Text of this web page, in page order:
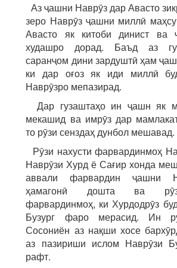
Аз ҷашни Наврӯз дар Авасто
зеро Наврӯз ҷашни миллӣ
Авасто як китоби динист ва
худашро дорад. Баъд аз
саранҷом дини зардуштӣ ҳам
ки дар оғоз як иди миллӣ
Наврӯзро мепазирад.
Дар гузаштаҳо ин ҷашн як
мекашид ва имрӯз дар
то рӯзи сенздаҳ дунбол мешавад.
Рӯзи нахусти фарвардинмоҳ
Наврӯзи Хурд ё Сағир хонда
аввали фарвардин ҷашни
ҳамагонӣ дошта ва
фарвардинмоҳ, ки Хурдодрӯз
Бузург фаро мерасид. Ин
Сосониён аз нақши хосе
аз пазириши ислом Наврӯзи
рафт.